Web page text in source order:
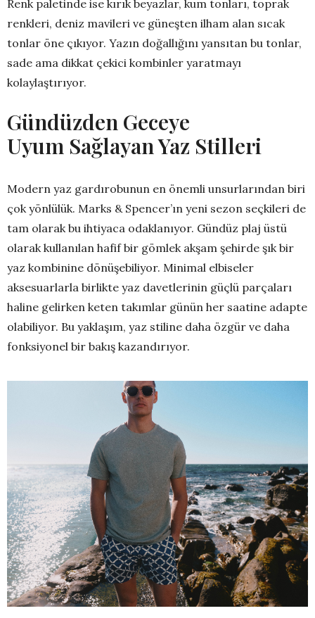
Renk paletinde ise kırık beyazlar, kum tonları, toprak
renkleri, deniz mavileri ve güneşten ilham alan sıcak
tonlar öne çıkıyor. Yazın doğallığını yansıtan bu tonlar,
sade ama dikkat çekici kombinler yaratmayı
kolaylaştırıyor.
Gündüzden Geceye
Uyum Sağlayan Yaz Stilleri
Modern yaz gardırobunun en önemli unsurlarından biri
çok yönlülük. Marks & Spencer’ın yeni sezon seçkileri de
tam olarak bu ihtiyaca odaklanıyor. Gündüz plaj üstü
olarak kullanılan hafif bir gömlek akşam şehirde şık bir
yaz kombinine dönüşebiliyor. Minimal elbiseler
aksesuarlarla birlikte yaz davetlerinin güçlü parçaları
haline gelirken keten takımlar günün her saatine adapte
olabiliyor. Bu yaklaşım, yaz stiline daha özgür ve daha
fonksiyonel bir bakış kazandırıyor.